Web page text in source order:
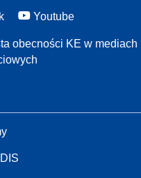
Youtube
obecności KE w mediach